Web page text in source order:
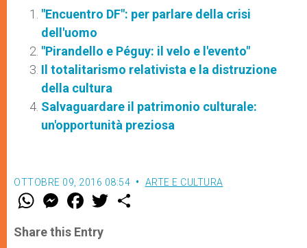
"Encuentro DF": per parlare della crisi
dell'uomo
"Pirandello e Péguy: il velo e l'evento"
Il totalitarismo relativista e la distruzione
della cultura
Salvaguardare il patrimonio culturale:
un'opportunità preziosa
OTTOBRE 09, 2016 08:54 ARTE E CULTURA
W
t
s
M
e
s
e
F
a
e
b
w
Share this Entry